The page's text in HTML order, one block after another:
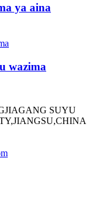
ya aina
wazima
SUYU